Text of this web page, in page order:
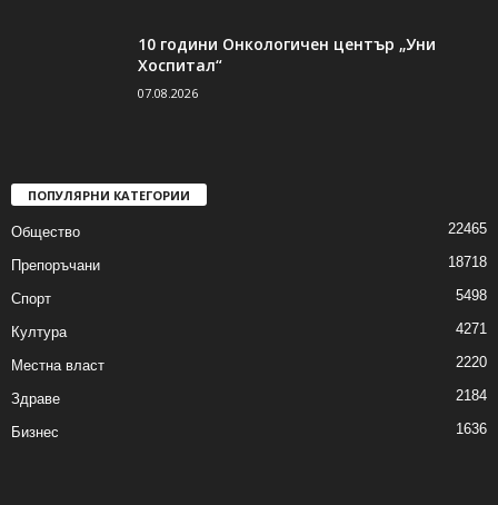
10 години Онкологичен център „Уни
Хоспитал“
07.08.2026
ПОПУЛЯРНИ КАТЕГОРИИ
Общество 22465
Препоръчани 18718
Спорт 5498
Култура 4271
Местна власт 2220
Здраве 2184
Бизнес 1636